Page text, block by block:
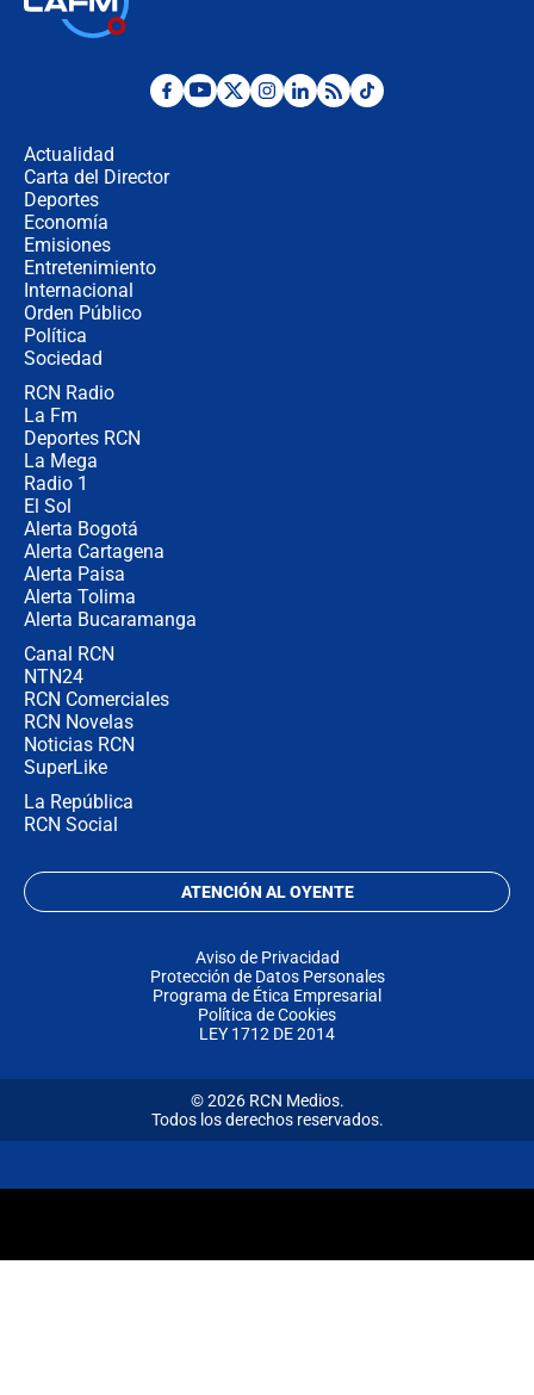
Desde dermatitis hasta infecciones:
Actualidad
Carta del Director
Deportes
Economía
Emisiones
Entretenimiento
Internacional
Orden Público
Política
Sociedad
RCN Radio
La Fm
Deportes RCN
La Mega
Radio 1
El Sol
Alerta Bogotá
Alerta Cartagena
Alerta Paisa
Alerta Tolima
Alerta Bucaramanga
Canal RCN
NTN24
RCN Comerciales
RCN Novelas
Noticias RCN
SuperLike
La República
RCN Social
ATENCIÓN AL OYENTE
Aviso de Privacidad
Protección de Datos Personales
Programa de Ética Empresarial
Política de Cookies
LEY 1712 DE 2014
© 2026 RCN Medios.
Todos los derechos reservados.